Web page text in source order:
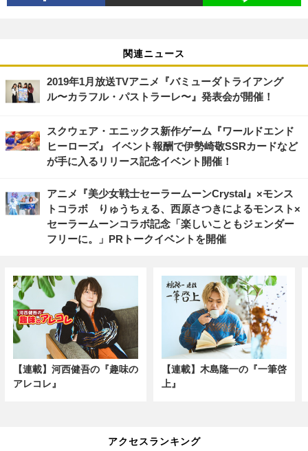
関連ニュース
2019年1月放送TVアニメ『バミューダトライアング
ル〜カラフル・パストラーレ〜』発表会が開催！
スクウェア・エニックス新作ゲーム『ワールドエンド
ヒーローズ』 イベント報酬で伊勢崎敬SSRカードなど
が手に入るリリース記念イベント開催！
アニメ『美少女戦士セーラームーンCrystal』×モンス
トコラボ りゅうちぇる、西原さつきによるモンスト×
セーラームーンコラボ記念「楽しいこともジェンダー
フリーに。」PRトークイベントを開催
【連載】河西健吾の『趣味の
アレコレ』
【連載】木島隆一の『一筆啓
上』
アクセスランキング